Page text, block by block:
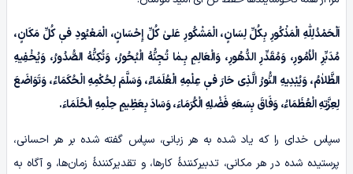
اَلْحَمْدُلِلّٰهِ الْمَذْکُورِ بِکُلِّ لِسَانٍ، الْمَشْکُورِ عَلیٰ کُلِّ إِحْسَانٍ، الْمَعْبُودِ فیٖ کُلِّ مَکَانٍ،
مُدَبِّرِ الْاُمُورِ، وَمُقَدِّرِ الدُّهُورِ، وَالْعَالِمِ بِـمٰا تُجِنُّهُ الْبُحُورُ، وَتُکِنُّهُ الصُّدُورُ، وَیُخْفِیهِ
الظَّلاٰمُ، وَیُبْدِیهِ النُّورُ الَّذِی حَارَ فیٖ عِلْمِهِ الْعُلَمَاءُ، وَسَلَّمَ لِحُکْمِهِ الْحُکَمَاءُ، وَتَوَاضَعَ
لِعِزَّتِهِ الْعُظَمَاءُ، وَفَاقَ بِسَعَهِ فَضْلِهِ الْکُرَمَاءَ، وَسَادَ بِعَظِیمِ حِلْمِهِ الْحُلَمَاءَ.
سپاس خدای را که یاد شده به هر زبانی، سپاس گفته شده بر هر احسانی،
پرستیده شده در هر مکانی، تدبیرکنندۀ کارها، و تقدیرکنندۀ زمان‌ها، و آگاه به